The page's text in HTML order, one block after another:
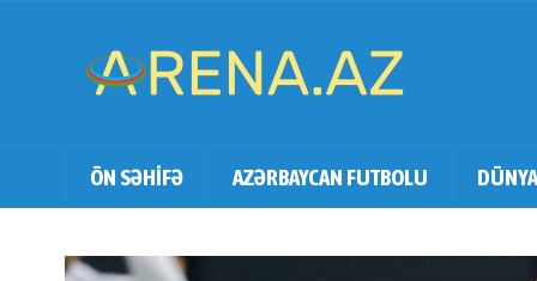
ÖN SƏHİFƏ AZƏRBAYCAN FUTBOLU